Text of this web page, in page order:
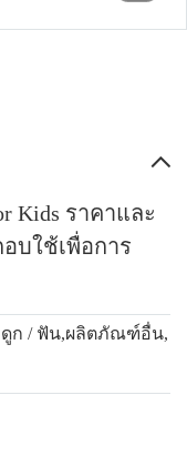
Kids ราคาและ
บใช้เพื่อการ
ก / ฟัน,ผลิตภัณฑ์อื่น,